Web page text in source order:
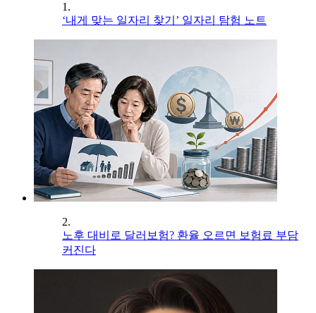
1.
‘내게 맞는 일자리 찾기’ 일자리 탐험 노트
2.
노후 대비로 달러보험? 환율 오르면 보험료 부담
커진다